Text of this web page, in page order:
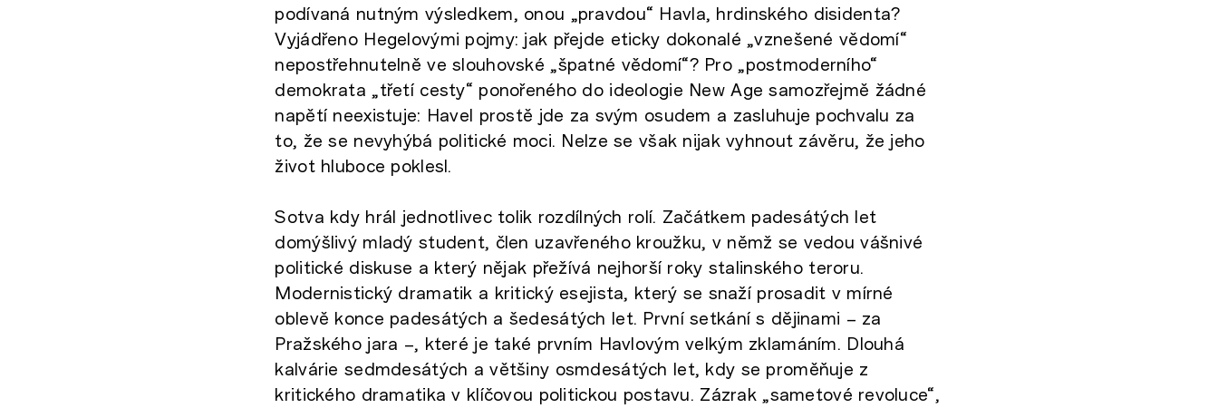
podívaná nutným výsledkem, onou „pravdou“ Havla, hrdinského disidenta?
Vyjádřeno Hegelovými pojmy: jak přejde eticky dokonalé „vznešené vědomí“
nepostřehnutelně ve slouhovské „špatné vědomí“? Pro „postmoderního“
demokrata „třetí cesty“ ponořeného do ideologie New Age samozřejmě žádné
napětí neexistuje: Havel prostě jde za svým osudem a zasluhuje pochvalu za
to, že se nevyhýbá politické moci. Nelze se však nijak vyhnout závěru, že jeho
život hluboce poklesl.
Sotva kdy hrál jednotlivec tolik rozdílných rolí. Začátkem padesátých let
domýšlivý mladý student, člen uzavřeného kroužku, v němž se vedou vášnivé
politické diskuse a který nějak přežívá nejhorší roky stalinského teroru.
Modernistický dramatik a kritický esejista, který se snaží prosadit v mírné
oblevě konce padesátých a šedesátých let. První setkání s dějinami – za
Pražského jara –, které je také prvním Havlovým velkým zklamáním. Dlouhá
kalvárie sedmdesátých a většiny osmdesátých let, kdy se proměňuje z
kritického dramatika v klíčovou politickou postavu. Zázrak „sametové revoluce“,